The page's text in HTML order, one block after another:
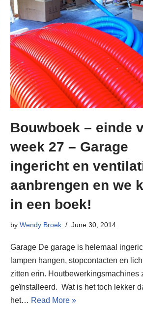
Bouwboek – einde
week 27 – Garage
ingericht en
aanbrengen en we
in een boek!
by Wendy Broek June 30, 2014
Garage De garage is helemaal
lampen hangen, stopcontacten en
zitten erin. Houtbewerkingsmachines
geïnstalleerd. Wat is het toch lekker
het… Read More »